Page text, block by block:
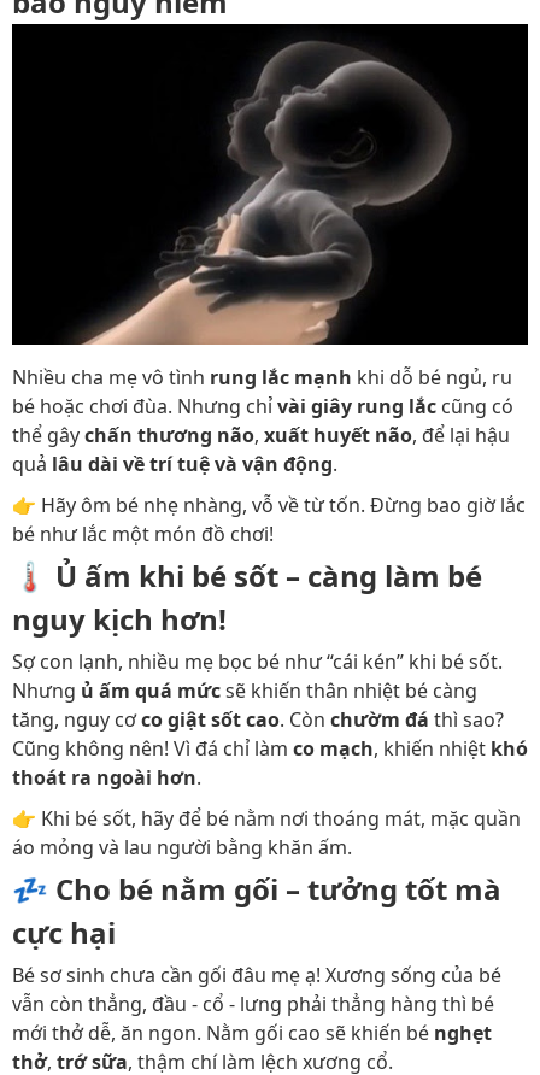
Nhiều cha mẹ vô tình rung lắc mạnh khi dỗ bé ngủ, ru
bé hoặc chơi đùa. Nhưng chỉvài giây rung lắc cũng có
thể gâychấn thương não, xuất huyết não, để lại hậu
quả lâu dài về trí tuệ và vận động.
👉 Hãy ôm bé nhẹ nhàng, vỗ về từ tốn. Đừng bao giờ lắc
bé như lắc một món đồ chơi!
🌡️ Ủ ấm khi bé sốt – càng làm bé
nguy kịch hơn!
Sợ con lạnh, nhiều mẹ bọc bé như “cái kén” khi bé sốt.
Nhưng ủ ấm quá mứcsẽ khiến thân nhiệt bé càng
tăng, nguy cơco giật sốt cao. Còn chườm đá thì sao?
Cũng không nên! Vì đá chỉ làm co mạch, khiến nhiệt khó
thoát ra ngoài hơn.
👉 Khi bé sốt, hãy để bé nằm nơi thoáng mát, mặc quần
áo mỏng và lau người bằng khăn ấm.
💤 Cho bé nằm gối – tưởng tốt mà
cực hại
Bé sơ sinh chưa cần gối đâu mẹ ạ! Xương sống của bé
vẫn còn thẳng, đầu - cổ - lưng phải thẳng hàng thì bé
mới thở dễ, ăn ngon. Nằm gối cao sẽ khiến bé nghẹt
thở, trớ sữa, thậm chí làm lệch xương cổ.